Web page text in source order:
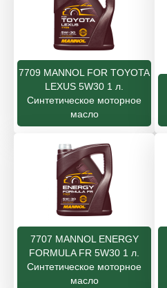
7709 MANNOL FOR TOYOTA
LEXUS 5W30 1 л.
Синтетическое моторное
масло
7707 MANNOL ENERGY
FORMULA FR 5W30 1 л.
Синтетическое моторное
масло